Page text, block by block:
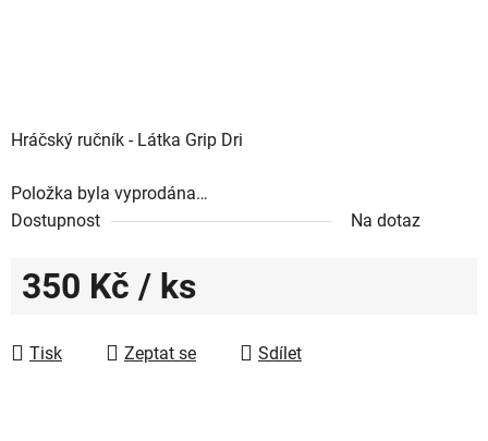
Hráčský ručník - Látka Grip Dri
Položka byla vyprodána…
Dostupnost
Na dotaz
350 Kč / ks
Tisk
Zeptat se Sdílet